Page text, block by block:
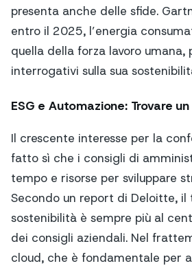
presenta anche delle sfide.
entro il 2025, l’energia
quella della forza lavoro umana,
interrogativi sulla sua
ESG e Automazione: Trovare
Il crescente interesse per la
fatto sì che i consigli di
tempo e risorse per sviluppare
Secondo un report di Deloitte, il
sostenibilità è sempre più al
dei consigli aziendali. Nel
cloud, che è fondamentale per